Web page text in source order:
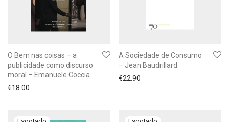
O Bem nas coisas – a
publicidade como discurso
moral – Emanuele Coccia
€18.00
A Sociedade de Consumo
– Jean Baudrillard
€22.90